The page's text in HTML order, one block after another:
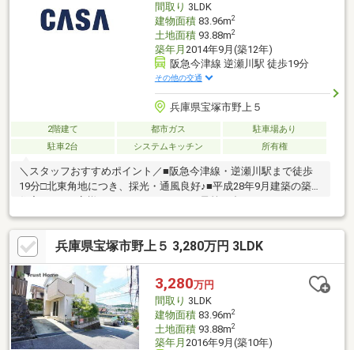
間取り 3LDK
建物面積83.96m2
土地面積93.88m2
築年月 2014年9月(築12年)
阪急今津線 逆瀬川駅 徒歩19分
その他の交通
兵庫県宝塚市野上５
2階建て 都市ガス
駐車場あり
駐車2台
システムキッチン 所有権
＼スタッフおすすめポイント／■阪急今津線・逆瀬川駅まで徒歩
19分□北東角地につき、採光・通風良好♪■平成28年9月建築の築浅
住宅です□お客様のライフスタイルやご予算に合ったリフォーム
プランもご提案します！～部分リフォームも弊社へお任せくださ
い！～現地のご内覧のご予約受付中！物件のご紹介や住宅ローン
のご相談はもちろん、中古物件をご検討されているお客様には、
リフォーム専門チームがご予算やご要望に沿ってお客様にぴった
りなリフォームプランもご用意！その他、住宅ローンのご相談等
あらゆるご相談、お問合せも承っております。まずはお気軽にお
問い合わせください。
兵庫県宝塚市野上５ 3,280万円 3LDK
3,280万円
間取り 3LDK
建物面積83.96m2
土地面積93.88m2
築年月 2016年9月(築10年)